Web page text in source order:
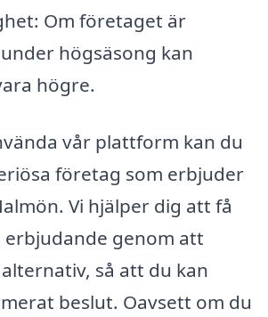
Om företaget är
högsäsong kan
högre.
vår plattform kan du
företag som erbjuder
Vi hjälper dig att få
erbjudande genom att
så att du kan
beslut. Oavsett om du